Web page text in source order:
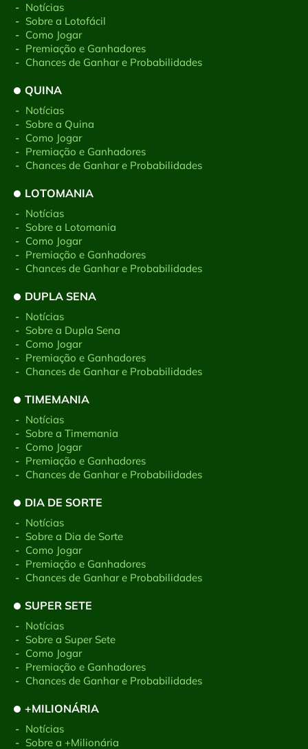
- Notícias
- Sobre a Lotofácil
- Como Jogar
- Premiação e Ganhadores
- Chances de Ganhar e Probabilidades
QUINA
- Notícias
- Sobre a Quina
- Como Jogar
- Premiação e Ganhadores
- Chances de Ganhar e Probabilidades
LOTOMANIA
- Notícias
- Sobre a Lotomania
- Como Jogar
- Premiação e Ganhadores
- Chances de Ganhar e Probabilidades
DUPLA SENA
- Notícias
- Sobre a Dupla Sena
- Como Jogar
- Premiação e Ganhadores
- Chances de Ganhar e Probabilidades
TIMEMANIA
- Notícias
- Sobre a Timemania
- Como Jogar
- Premiação e Ganhadores
- Chances de Ganhar e Probabilidades
DIA DE SORTE
- Notícias
- Sobre a Dia de Sorte
- Como Jogar
- Premiação e Ganhadores
- Chances de Ganhar e Probabilidades
SUPER SETE
- Notícias
- Sobre a Super Sete
- Como Jogar
- Premiação e Ganhadores
- Chances de Ganhar e Probabilidades
+MILIONÁRIA
- Notícias
- Sobre a +Milionária